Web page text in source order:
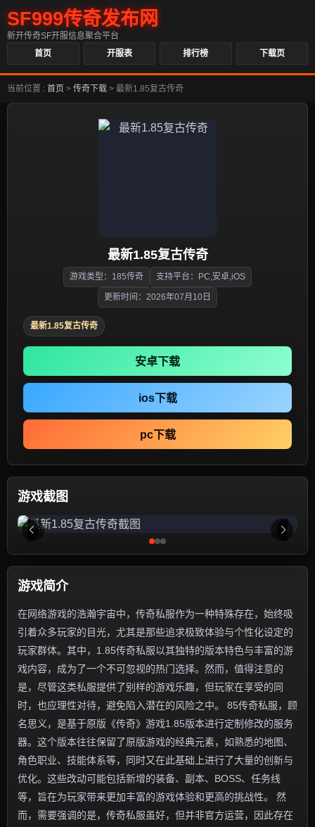
SF999传奇发布网
新开传奇SF开服信息聚合平台
首页
开服表 排行榜 下载页
当前位置 : 首页 > 传奇下载 > 最新1.85复古传奇
最新1.85复古传奇
游戏类型：185传奇 支持平台：PC,安卓,iOS
更新时间：2026年07月10日
最新1.85复古传奇
安卓下载
ios下载
pc下载
游戏截图
游戏简介
在网络游戏的浩瀚宇宙中，传奇私服作为一种特殊存在，始终吸
引着众多玩家的目光，尤其是那些追求极致体验与个性化设定的
玩家群体。其中，1.85传奇私服以其独特的版本特色与丰富的游
戏内容，成为了一个不可忽视的热门选择。然而，值得注意的
是，尽管这类私服提供了别样的游戏乐趣，但玩家在享受的同
时，也应理性对待，避免陷入潜在的风险之中。 85传奇私服，顾
名思义，是基于原版《传奇》游戏1.85版本进行定制修改的服务
器。这个版本往往保留了原版游戏的经典元素，如熟悉的地图、
角色职业、技能体系等，同时又在此基础上进行了大量的创新与
优化。这些改动可能包括新增的装备、副本、BOSS、任务线
等，旨在为玩家带来更加丰富的游戏体验和更高的挑战性。 然
而，需要强调的是，传奇私服虽好，但并非官方运营，因此存在